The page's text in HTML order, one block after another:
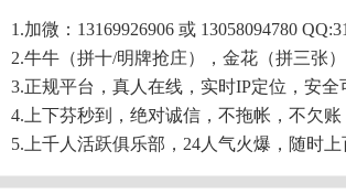
1.加微：13169926906 或 13058094780
2.牛牛（拼十/明牌抢庄），金花（拼三张
3.正规平台，真人在线，实时IP定位，安全
4.上下芬秒到，绝对诚信，不拖帐，不欠账
5.上千人活跃俱乐部，24人气火爆，随时上